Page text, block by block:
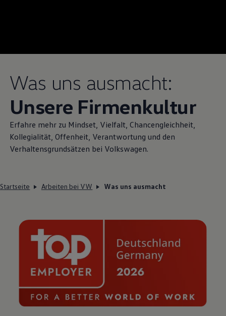
Was uns ausmacht:
Unsere Firmenkultur
Erfahre mehr zu Mindset, Vielfalt, Chancengleichheit,
Kollegialität, Offenheit, Verantwortung und den
Verhaltensgrundsätzen bei Volkswagen.
Startseite Arbeiten bei VW Was uns ausmacht